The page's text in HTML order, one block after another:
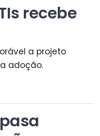
recebe
a projeto
adoção.